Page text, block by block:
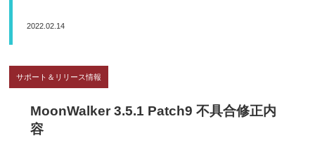
2022.02.14
サポート＆リリース情報
MoonWalker 3.5.1 Patch9 不具合修正内
容